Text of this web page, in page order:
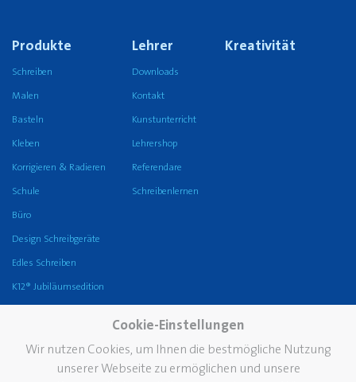
Produkte
Schreiben
Malen
Basteln
Kleben
Korrigieren & Radieren
Schule
Büro
Design Schreibgeräte
Edles Schreiben
K12® Jubiläumsedition
Lehrer
Downloads
Kontakt
Kunstunterricht
Lehrershop
Referendare
Schreibenlernen
Kreativität
Die Marke Pelikan
Karriere
FAQ
Händlersuche
Cookie-Einstellungen
Wir nutzen Cookies, um Ihnen die bestmögliche Nutzung
unserer Webseite zu ermöglichen und unsere